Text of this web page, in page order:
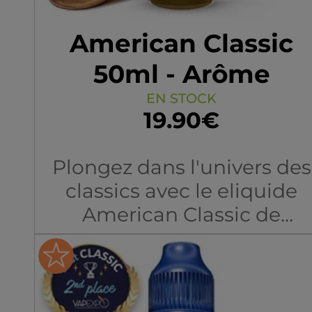
American Classic
50ml - Arôme
Boosté
EN STOCK
19.90€
Plongez dans l'univers des
classics avec le eliquide
American Classic de
Montreal Original, un juice
qui marie
harmonieusement